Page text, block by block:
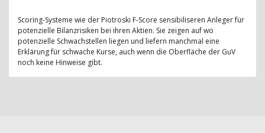
Scoring-Systeme wie der Piotroski F-Score sensibiliseren Anleger für
potenzielle Bilanzrisiken bei ihren Aktien. Sie zeigen auf wo
potenzielle Schwachstellen liegen und liefern manchmal eine
Erklärung für schwache Kurse, auch wenn die Oberfläche der GuV
noch keine Hinweise gibt.